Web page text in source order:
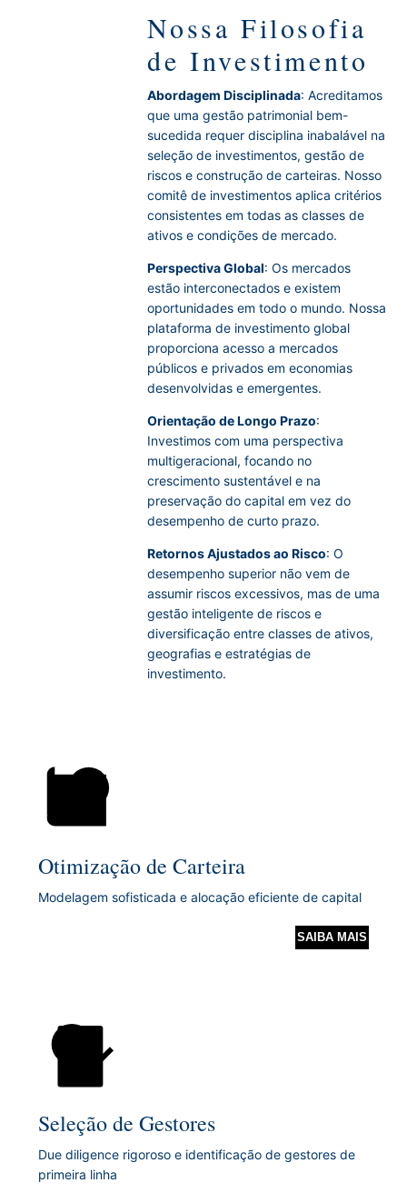
Nossa Filosofia
de Investimento
Abordagem Disciplinada: Acreditamos
que uma gestão patrimonial bem-
sucedida requer disciplina inabalável na
seleção de investimentos, gestão de
riscos e construção de carteiras. Nosso
comitê de investimentos aplica critérios
consistentes em todas as classes de
ativos e condições de mercado.
Perspectiva Global: Os mercados
estão interconectados e existem
oportunidades em todo o mundo. Nossa
plataforma de investimento global
proporciona acesso a mercados
públicos e privados em economias
desenvolvidas e emergentes.
Orientação de Longo Prazo:
Investimos com uma perspectiva
multigeracional, focando no
crescimento sustentável e na
preservação do capital em vez do
desempenho de curto prazo.
Retornos Ajustados ao Risco: O
desempenho superior não vem de
assumir riscos excessivos, mas de uma
gestão inteligente de riscos e
diversificação entre classes de ativos,
geografias e estratégias de
investimento.
Otimização de Carteira
Modelagem sofisticada e alocação eficiente de capital
SAIBA MAIS
Seleção de Gestores
Due diligence rigoroso e identificação de gestores de
primeira linha